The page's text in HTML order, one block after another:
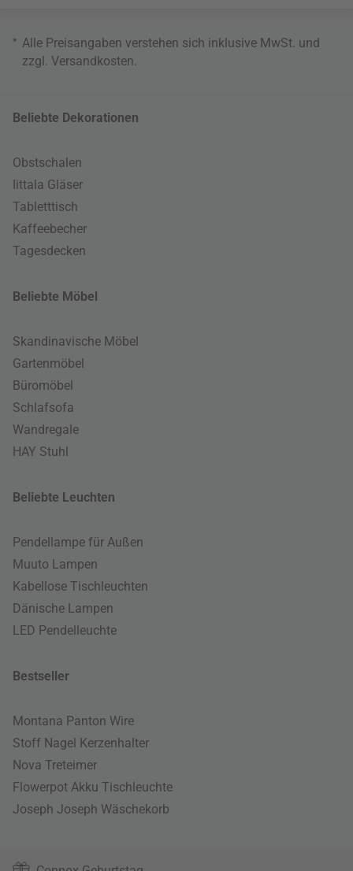
* Alle Preisangaben verstehen sich inklusive MwSt. und
zzgl. Versandkosten.
Beliebte Dekorationen
Obstschalen
Iittala Gläser
Tabletttisch
Kaffeebecher
Tagesdecken
Beliebte Möbel
Skandinavische Möbel
Gartenmöbel
Büromöbel
Schlafsofa
Wandregale
HAY Stuhl
Beliebte Leuchten
Pendellampe für Außen
Muuto Lampen
Kabellose Tischleuchten
Dänische Lampen
LED Pendelleuchte
Bestseller
Montana Panton Wire
Stoff Nagel Kerzenhalter
Nova Treteimer
Flowerpot Akku Tischleuchte
Joseph Joseph Wäschekorb